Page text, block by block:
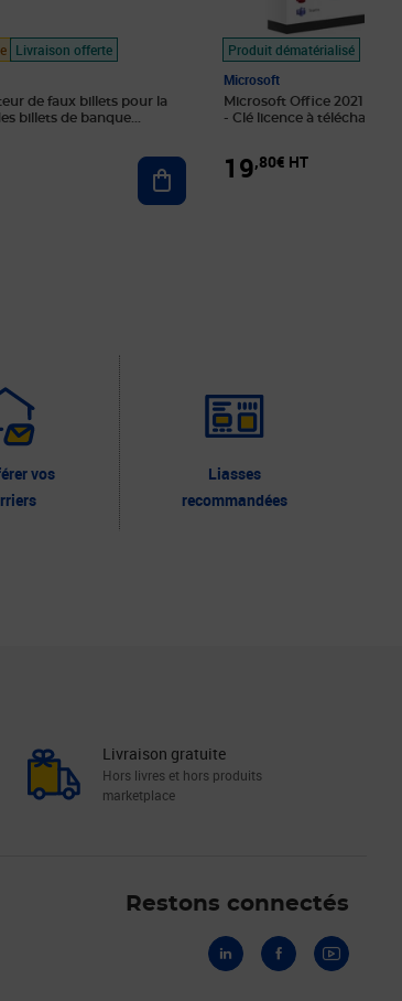
Livraison offerte
de faux billets pour la
billets de banque
Ajouter au panier
Produit dématérialisé
Microsoft
Microsoft Office 2021
- Clé licence à télécharger
19,80€ HT
vos
Liasses
recommandées
Livraison gratuite
Hors livres et hors produits
marketplace
Restons connectés